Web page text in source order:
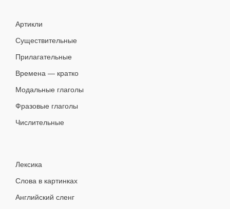
Артикли
Существительные
Прилагательные
Времена — кратко
Модальные глаголы
Фразовые глаголы
Числительные
Лексика
Слова в картинках
Английский сленг